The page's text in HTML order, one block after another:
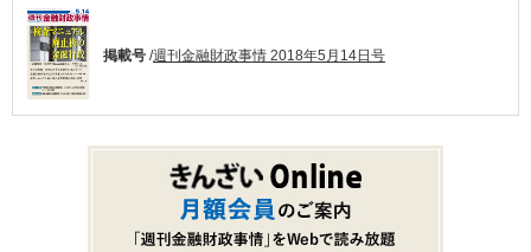
掲載号 /週刊金融財政事情 2018年5月14日号